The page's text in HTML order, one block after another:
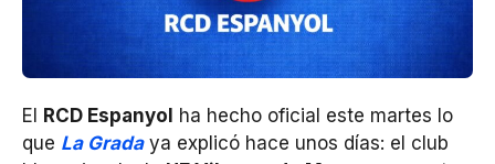
El RCD Espanyol
ha hecho oficial este martes lo
que La Gradaya explicó hace unos días: el club